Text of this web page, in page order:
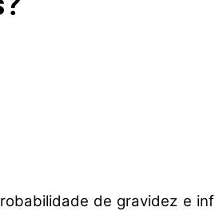
de gravidez e